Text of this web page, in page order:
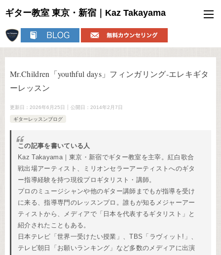
ギター教室 東京・新宿｜Kaz Takayama
Mr.Children「youthful days」フィンガリング-エレキギタ
ーレッスン
更新日： 2026年6月25日 公開日： 2014年2月7日
ギターレッスンブログ
この記事を書いている人
Kaz Takayama｜東京・新宿でギター教室を主宰。紅白歌合
戦出場アーティスト、ミリオンセラーアーティストへのギタ
ー指導経験を持つ現役プロギタリスト・講師。
プロのミュージシャンや他のギター講師までもが指導を受け
に来る、指導専門のレッスンプロ。誰もが知るメジャーアー
ティストから、メディアで「日本を代表するギタリスト」と
紹介されたこともある。
日本テレビ「世界一受けたい授業」、TBS「ラヴィット!」、
テレビ朝日「お願いランキング」など多数のメディアに出演